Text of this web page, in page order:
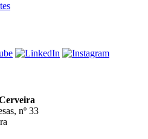
nº 33